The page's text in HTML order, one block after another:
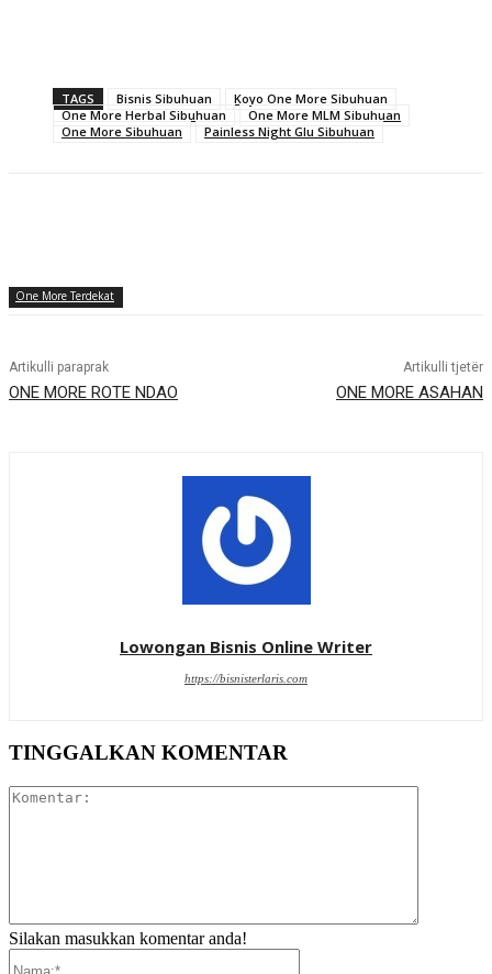
TAGS Bisnis Sibuhuan
Koyo One More Sibuhuan
One More Herbal Sibuhuan
One More MLM Sibuhuan
One More Sibuhuan
Painless Night Glu Sibuhuan
One More Terdekat
Artikulli paraprak
ONE MORE ROTE NDAO
Artikulli tjetër
ONE MORE ASAHAN
Lowongan Bisnis Online Writer
https://bisnisterlaris.com
TINGGALKAN KOMENTAR
Silakan masukkan komentar anda!